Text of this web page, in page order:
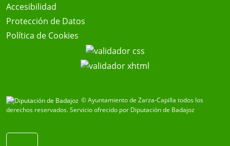
Accesibilidad
Protección de Datos
Política de Cookies
© Ayuntamiento de Zarza-Capilla todos los
derechos reservados.Servicio ofrecido por Diputación de Badajoz